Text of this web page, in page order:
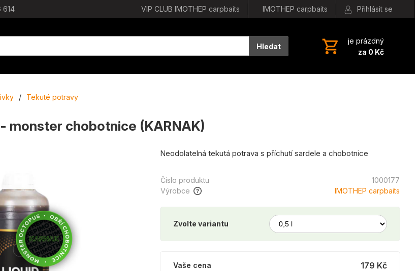
614 VIP CLUB IMOTHEP carpbaits IMOTHEP carpbaits Přihlásit se
Hledat
je prázdný
za 0 Kč
/ Tekuté potravy
monster chobotnice (KARNAK)
Neodolatelná tekutá potrava s příchutí sardele a chobotnice
Číslo produktu
1000177
Výrobce
IMOTHEP carpbaits
Zvolte variantu
179 Kč
Vaše cena